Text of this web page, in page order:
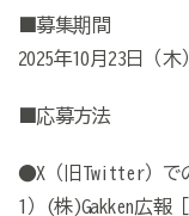
■募集期間
2025年10月23日（木
■応募方法
●X（旧Twitter）で
1）(株)Gakken広報